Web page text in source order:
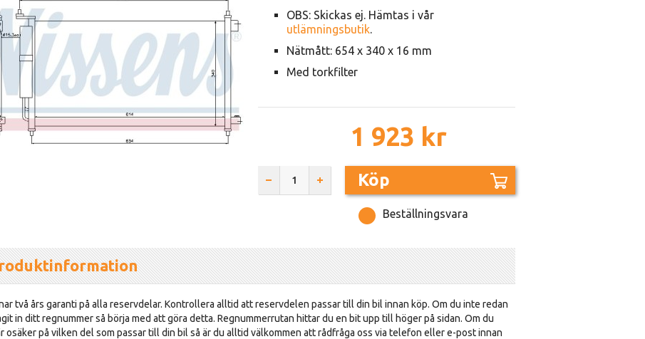
OBS: Skickas ej. Hämtas i vår
utlämningsbutik.
Nätmått: 654 x 340 x 16 mm
Med torkfilter
1 923 kr
Köp
Beställningsvara
två års garanti på alla reservdelar. Kontrollera alltid att reservdelen passar till din bil innan köp. Om du inte redan
in ditt regnummer så börja med att göra detta. Regnummerrutan hittar du en bit upp till höger på sidan. Om du
osäker på vilken del som passar till din bil så är du alltid välkommen att rådfråga oss via telefon eller e-post innan